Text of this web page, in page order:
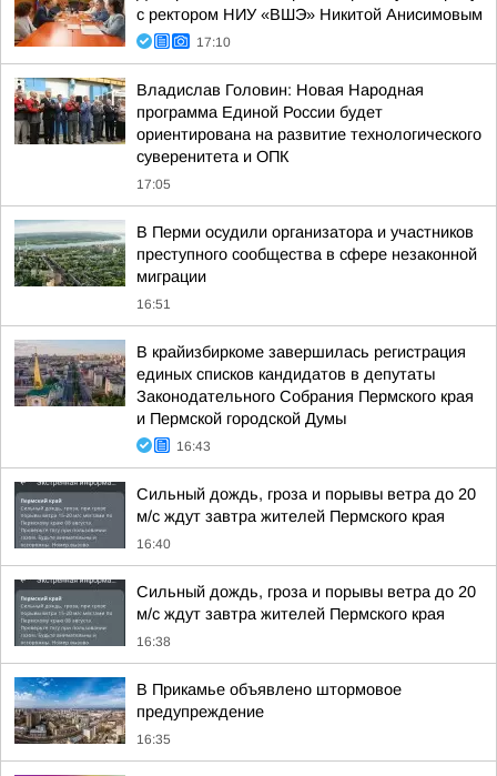
с ректором НИУ «ВШЭ» Никитой Анисимовым
17:10
Владислав Головин: Новая Народная
программа Единой России будет
ориентирована на развитие технологического
суверенитета и ОПК
17:05
В Перми осудили организатора и участников
преступного сообщества в сфере незаконной
миграции
16:51
В крайизбиркоме завершилась регистрация
единых списков кандидатов в депутаты
Законодательного Собрания Пермского края
и Пермской городской Думы
16:43
Сильный дождь, гроза и порывы ветра до 20
м/с ждут завтра жителей Пермского края
16:40
Сильный дождь, гроза и порывы ветра до 20
м/с ждут завтра жителей Пермского края
16:38
В Прикамье объявлено штормовое
предупреждение
16:35